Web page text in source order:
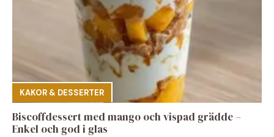
KAKOR & DESSERTER
Biscoffdessert med mango och vispad grädde –
Enkel och god i glas